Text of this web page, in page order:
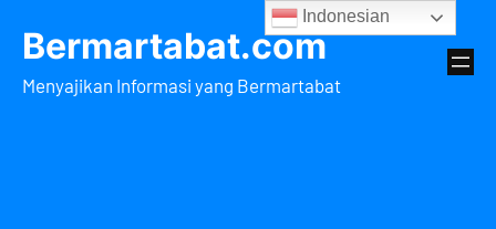
Bermartabat.com
Menyajikan Informasi yang Bermartabat
Indonesian